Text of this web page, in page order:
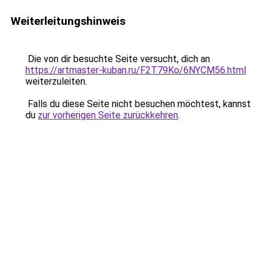
Weiterleitungshinweis
Die von dir besuchte Seite versucht, dich an
https://artmaster-kuban.ru/F2T79Ko/6NYCM56.html
weiterzuleiten.
Falls du diese Seite nicht besuchen möchtest, kannst
du zur vorherigen Seite zurückkehren.